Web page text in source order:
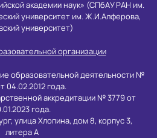
академии наук» (СПбАУ РАН им.
университет им. Ж.И.Алферова,
университет)
организации
образовательной деятельности №
04.02.2012 года.
аккредитации № 3779 от
года.
улица Хлопина, дом 8, корпус 3,
литера А